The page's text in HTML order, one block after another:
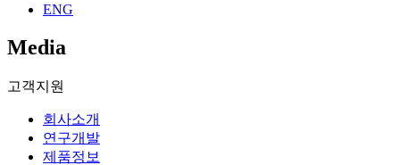
ENG
Media
고객지원
회사소개
연구개발
제품정보